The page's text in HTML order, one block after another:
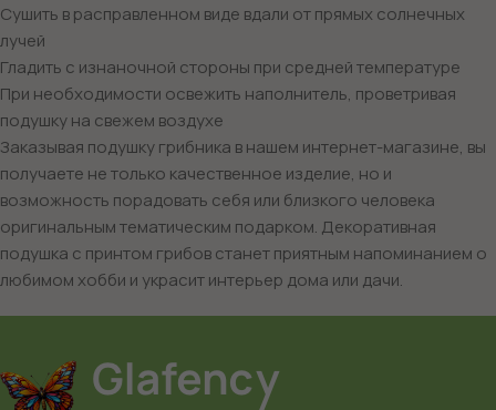
Сушить в расправленном виде вдали от прямых солнечных
лучей
Гладить с изнаночной стороны при средней температуре
При необходимости освежить наполнитель, проветривая
подушку на свежем воздухе
Заказывая подушку грибника в нашем интернет-магазине, вы
получаете не только качественное изделие, но и
возможность порадовать себя или близкого человека
оригинальным тематическим подарком. Декоративная
подушка с принтом грибов станет приятным напоминанием о
любимом хобби и украсит интерьер дома или дачи.